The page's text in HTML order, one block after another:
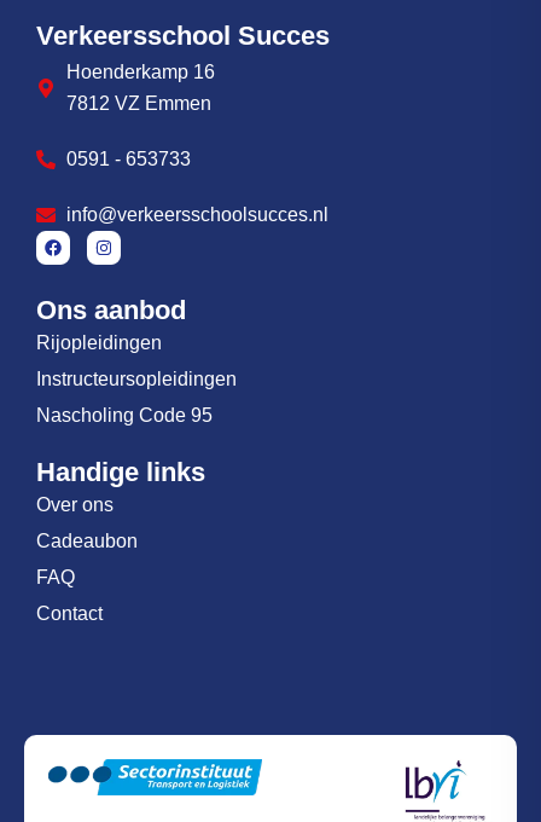
Verkeersschool Succes
Hoenderkamp 16
7812 VZ Emmen
0591 - 653733
info@verkeersschoolsucces.nl
Ons aanbod
Rijopleidingen
Instructeursopleidingen
Nascholing Code 95
Handige links
Over ons
Cadeaubon
FAQ
Contact